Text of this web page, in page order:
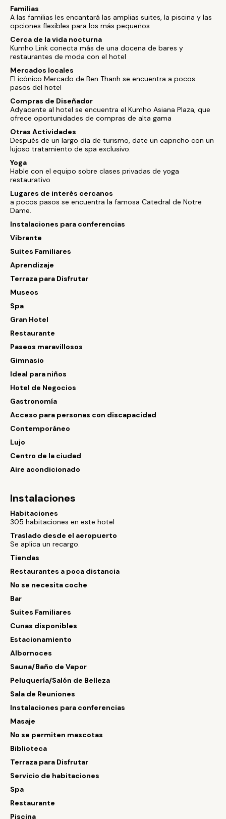
Familias
A las familias les encantará las amplias suites, la piscina y las
opciones flexibles para los más pequeños
Cerca de la vida nocturna
Kumho Link conecta más de una docena de bares y
restaurantes de moda con el hotel
Mercados locales
El icónico Mercado de Ben Thanh se encuentra a pocos
pasos del hotel
Compras de Diseñador
Adyacente al hotel se encuentra el Kumho Asiana Plaza, que
ofrece oportunidades de compras de alta gama
Otras Actividades
Después de un largo día de turismo, date un capricho con un
lujoso tratamiento de spa exclusivo.
Yoga
Hable con el equipo sobre clases privadas de yoga
restaurativo
Lugares de interés cercanos
a pocos pasos se encuentra la famosa Catedral de Notre
Dame.
Instalaciones para conferencias
Vibrante
Suites Familiares
Aprendizaje
Terraza para Disfrutar
Museos
Spa
Gran Hotel
Restaurante
Paseos maravillosos
Gimnasio
Ideal para niños
Hotel de Negocios
Gastronomía
Acceso para personas con discapacidad
Contemporáneo
Lujo
Centro de la ciudad
Aire acondicionado
Instalaciones
Habitaciones
305 habitaciones en este hotel
Traslado desde el aeropuerto
Se aplica un recargo.
Tiendas
Restaurantes a poca distancia
No se necesita coche
Bar
Suites Familiares
Cunas disponibles
Estacionamiento
Albornoces
Sauna/Baño de Vapor
Peluquería/Salón de Belleza
Sala de Reuniones
Instalaciones para conferencias
Masaje
No se permiten mascotas
Biblioteca
Terraza para Disfrutar
Servicio de habitaciones
Spa
Restaurante
Piscina